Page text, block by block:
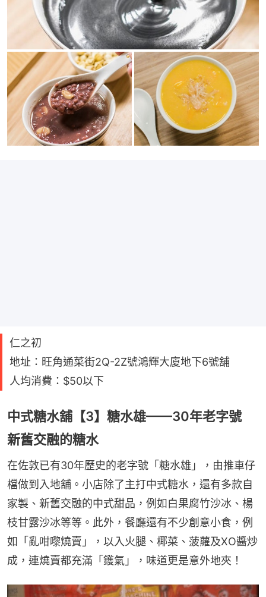
仁之初
地址：旺角通菜街2Q-2Z號鴻輝大廈地下6號舖
人均消費：$50以下
中式糖水舖【3】糖水雄——30年老字號
新舊交融的糖水
在佐敦已有30年歷史的老字號「糖水雄」，由推車仔
檔做到入地舖。小店除了主打中式糖水，還有多款自
家製、新舊交融的中式甜品，例如白果腐竹沙冰、楊
枝甘露沙冰等等。此外，餐廳還有不少創意小食，例
如「亂咁嚟燒賣」，以入火腿、椰菜、菠蘿及XO醬炒
成，連燒賣都充滿「鑊氣」，味道更是意外地夾！